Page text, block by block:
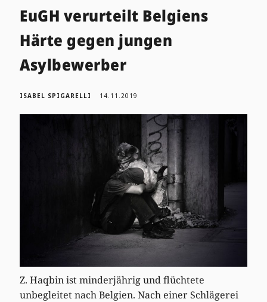
EuGH verurteilt Belgiens
Härte gegen jungen
Asylbewerber
ISABEL SPIGARELLI 14.11.2019
Z. Haqbin ist minderjährig und flüchtete
unbegleitet nach Belgien. Nach einer Schlägerei